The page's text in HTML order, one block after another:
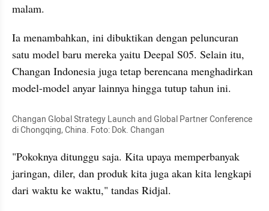
malam.
Ia menambahkan, ini dibuktikan dengan peluncuran
satu model baru mereka yaitu Deepal S05. Selain itu,
Changan Indonesia juga tetap berencana menghadirkan
model-model anyar lainnya hingga tutup tahun ini.
Changan Global Strategy Launch and Global Partner Conference
di Chongqing, China. Foto: Dok. Changan
"Pokoknya ditunggu saja. Kita upaya memperbanyak
jaringan, diler, dan produk kita juga akan kita lengkapi
dari waktu ke waktu," tandas Ridjal.